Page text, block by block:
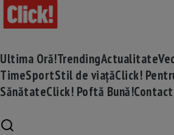
Ultima Oră!TrendingActualitate
TimeSportStil de viațăClick!
SănătateClick! Poftă Bună!Contact